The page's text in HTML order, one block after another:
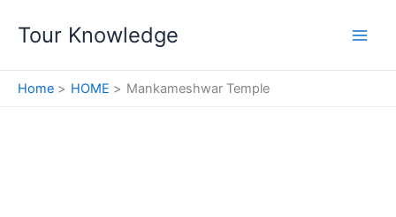
Tour Knowledge
Home HOME Mankameshwar Temple